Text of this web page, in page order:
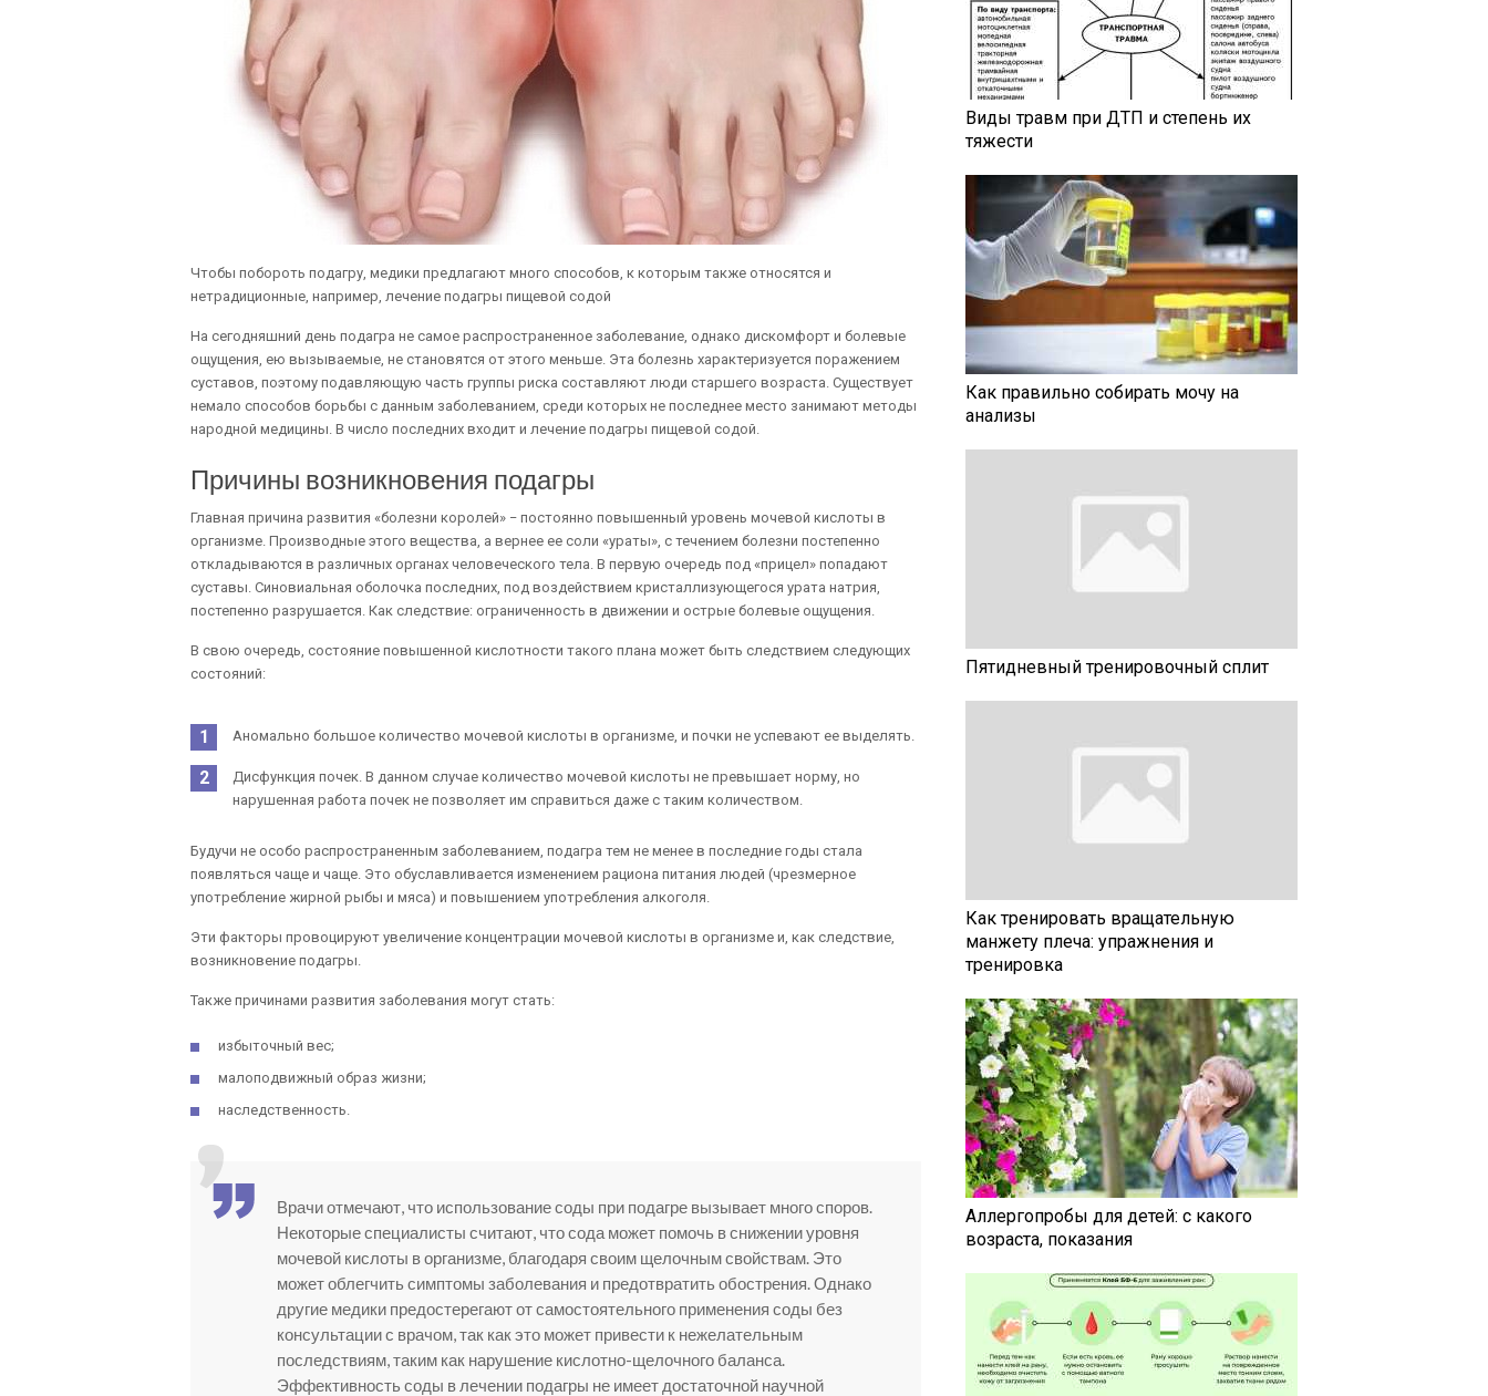
Чтобы побороть подагру, медики предлагают много способов, к которым также относятся и
нетрадиционные, например, лечение подагры пищевой содой
На сегодняшний день подагра не самое распространенное заболевание, однако дискомфорт и болевые
ощущения, ею вызываемые, не становятся от этого меньше. Эта болезнь характеризуется поражением
суставов, поэтому подавляющую часть группы риска составляют люди старшего возраста. Существует
немало способов борьбы с данным заболеванием, среди которых не последнее место занимают методы
народной медицины. В число последних входит и лечение подагры пищевой содой.
Причины возникновения подагры
Главная причина развития «болезни королей» − постоянно повышенный уровень мочевой кислоты в
организме. Производные этого вещества, а вернее ее соли «ураты», с течением болезни постепенно
откладываются в различных органах человеческого тела. В первую очередь под «прицел» попадают
суставы. Синовиальная оболочка последних, под воздействием кристаллизующегося урата натрия,
постепенно разрушается. Как следствие: ограниченность в движении и острые болевые ощущения.
В свою очередь, состояние повышенной кислотности такого плана может быть следствием следующих
состояний:
Аномально большое количество мочевой кислоты в организме, и почки не успевают ее выделять.
Дисфункция почек. В данном случае количество мочевой кислоты не превышает норму, но
нарушенная работа почек не позволяет им справиться даже с таким количеством.
Будучи не особо распространенным заболеванием, подагра тем не менее в последние годы стала
появляться чаще и чаще. Это обуславливается изменением рациона питания людей (чрезмерное
употребление жирной рыбы и мяса) и повышением употребления алкоголя.
Эти факторы провоцируют увеличение концентрации мочевой кислоты в организме и, как следствие,
возникновение подагры.
Также причинами развития заболевания могут стать:
избыточный вес;
малоподвижный образ жизни;
наследственность.
Врачи отмечают, что использование соды при подагре вызывает много споров.
Некоторые специалисты считают, что сода может помочь в снижении уровня
мочевой кислоты в организме, благодаря своим щелочным свойствам. Это
может облегчить симптомы заболевания и предотвратить обострения. Однако
другие медики предостерегают от самостоятельного применения соды без
консультации с врачом, так как это может привести к нежелательным
последствиям, таким как нарушение кислотно-щелочного баланса.
Эффективность соды в лечении подагры не имеет достаточной научной
Виды травм при ДТП и степень их
тяжести
Как правильно собирать мочу на
анализы
Пятидневный тренировочный сплит
Как тренировать вращательную
манжету плеча: упражнения и
тренировка
Аллергопробы для детей: с какого
возраста, показания